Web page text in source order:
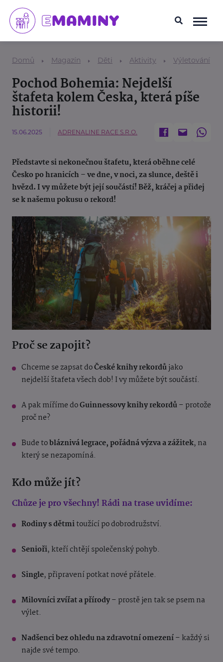
Domů Magazín Děti Aktivity Výletování
Pochod Bohemia: Nejdelší
štafeta kolem Česka, která píše
historii!
15.06.2025 ADRENALINE RACE S.R.O.
Představte si nekonečnou štafetu, která oběhne celé
Česko po hranicích – ve dne, v noci, za slunce, deště i
hvězd. I vy můžete být její součástí! Běž, kráčej a přidej
se k našemu pokusu o rekord!
Proč se zapojit?
Chceme se zapsat doČeské knihy rekordůjako
nejdelší štafeta všech dob! I vy můžete být součástí.
A pak míříme doGuinnessovy knihy rekordů– protože
proč ne?
Bude tobláznivá legrace, pořádná výzva a zážitek, na
který se nezapomíná.
Kdo může jít?
Chůze je pro všechny! Rádi na trase uvidíme:
Rodiny s dětmitoužící po dobrodružství.
Senioři, kteří chtějí společenský pohyb.
Single, připravení potkat nové přátele.
Milovníci zvířat a přírody– prostě jen tak se psem na
výlet.
Nadšenci bez ohledu na zdravotní omezení– každý si
najde své tempo.